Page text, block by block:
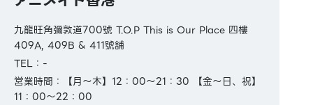
九龍旺角彌敦道700號 T.O.P This is Our Place 四樓
409A, 409B & 411號舖
TEL：-
営業時間：【月～木】12：00～21：30 【金～日、祝】
11：00～22：00